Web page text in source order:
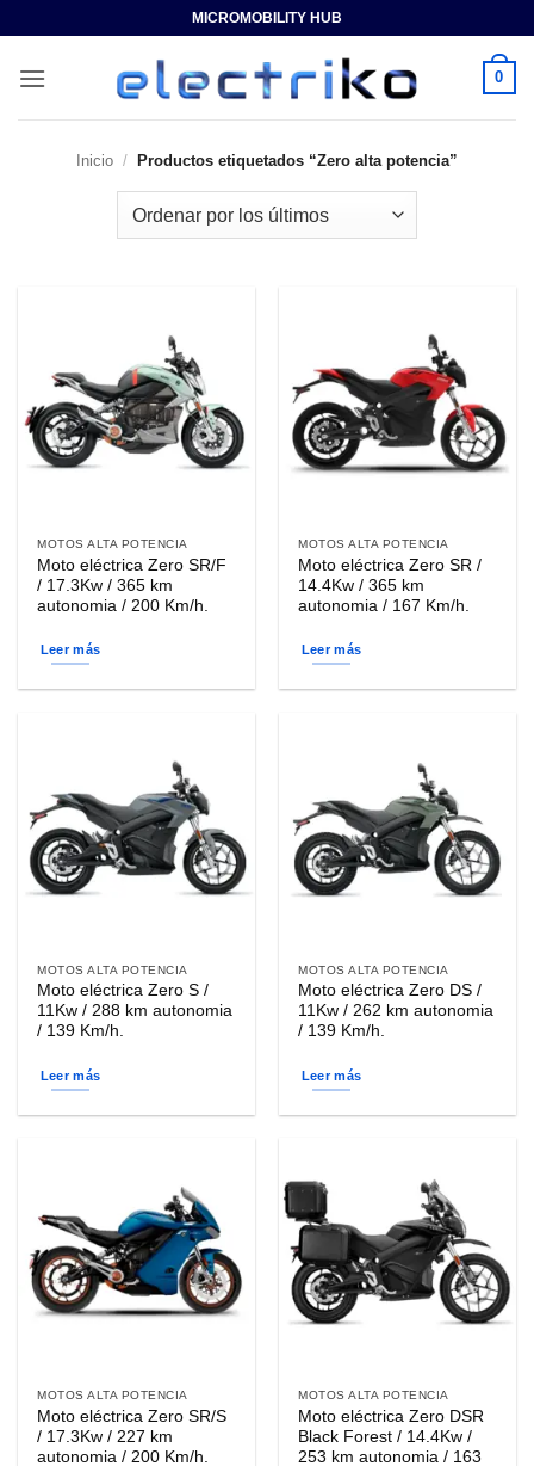
contenido
MICROMOBILITY HUB
0
Inicio / Productos etiquetados “Zero alta potencia”
MOTOS ALTA POTENCIA
Moto eléctrica Zero SR/F
/ 17.3Kw / 365 km
autonomia / 200 Km/h.
Leer más
MOTOS ALTA POTENCIA
Moto eléctrica Zero SR /
14.4Kw / 365 km
autonomia / 167 Km/h.
Leer más
MOTOS ALTA POTENCIA
Moto eléctrica Zero S /
11Kw / 288 km autonomia
/ 139 Km/h.
Leer más
MOTOS ALTA POTENCIA
Moto eléctrica Zero DS /
11Kw / 262 km autonomia
/ 139 Km/h.
Leer más
MOTOS ALTA POTENCIA
Moto eléctrica Zero SR/S
/ 17.3Kw / 227 km
autonomia / 200 Km/h.
MOTOS ALTA POTENCIA
Moto eléctrica Zero DSR
Black Forest / 14.4Kw /
253 km autonomia / 163